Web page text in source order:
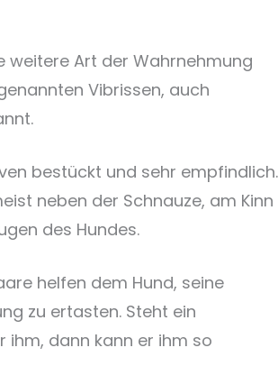
weitere Art der Wahrnehmung
Vibrissen, auch
bestückt und sehr empfindlich.
neben der Schnauze, am Kinn
des Hundes.
helfen dem Hund, seine
zu ertasten. Steht ein
ihm, dann kann er ihm so